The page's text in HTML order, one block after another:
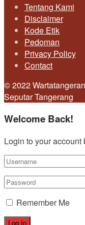
Tentang Kami
Disclaimer
Kode Etik
Pedoman
Privacy Policy
Contact
© 2022
Seputar Tangerang
Welcome Back!
Login to your account
Remember Me